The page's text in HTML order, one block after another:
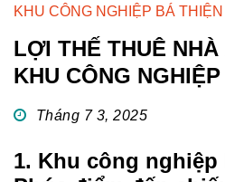
KHU CÔNG NGHIỆP BÁ THIỆN
LỢI THẾ THUÊ
KHU CÔNG
Tháng 7 3, 2025
1. Khu công nghiệp